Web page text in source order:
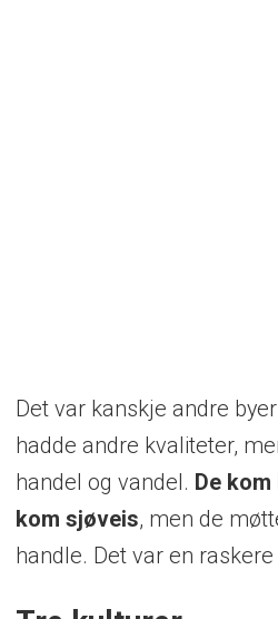
Det var kanskje andre
hadde andre kvaliteter,
handel og vandel. De
kom sjøveis, men de
handle. Det var en